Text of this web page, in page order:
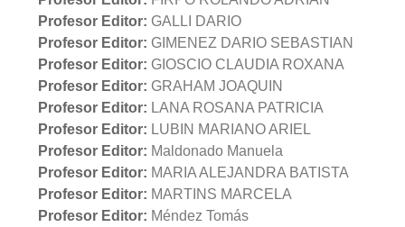
Profesor Editor: GALLI DARIO
Profesor Editor: GIMENEZ DARIO SEBASTIAN
Profesor Editor: GIOSCIO CLAUDIA ROXANA
Profesor Editor: GRAHAM JOAQUIN
Profesor Editor: LANA ROSANA PATRICIA
Profesor Editor: LUBIN MARIANO ARIEL
Profesor Editor: Maldonado Manuela
Profesor Editor: MARIA ALEJANDRA BATISTA
Profesor Editor: MARTINS MARCELA
Profesor Editor: Méndez Tomás